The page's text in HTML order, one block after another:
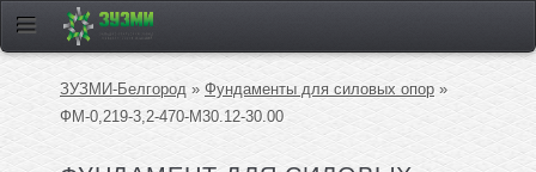
ЗУЗМИ-Белгород » Фундаменты для силовых опор »
ФМ-0,219-3,2-470-М30.12-30.00